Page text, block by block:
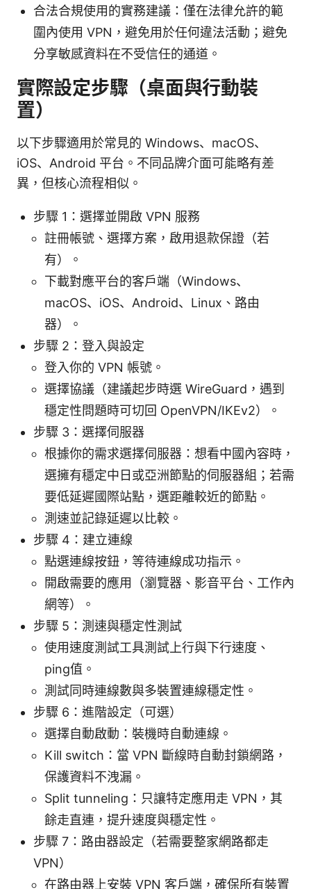
合法合規使用的實務建議：僅在法律允許的範
圍內使用 VPN，避免用於任何違法活動；避免
分享敏感資料在不受信任的通道。
實際設定步驟（桌面與行動裝
置）
以下步驟適用於常見的 Windows、macOS、
iOS、Android 平台。不同品牌介面可能略有差
異，但核心流程相似。
步驟 1：選擇並開啟 VPN 服務
註冊帳號、選擇方案，啟用退款保證（若
有）。
下載對應平台的客戶端（Windows、
macOS、iOS、Android、Linux、路由
器）。
步驟 2：登入與設定
登入你的 VPN 帳號。
選擇協議（建議起步時選 WireGuard，遇到
穩定性問題時可切回 OpenVPN/IKEv2）。
步驟 3：選擇伺服器
根據你的需求選擇伺服器：想看中國內容時，
選擁有穩定中日或亞洲節點的伺服器組；若需
要低延遲國際站點，選距離較近的節點。
測速並記錄延遲以比較。
步驟 4：建立連線
點選連線按鈕，等待連線成功指示。
開啟需要的應用（瀏覽器、影音平台、工作內
網等）。
步驟 5：測速與穩定性測試
使用速度測試工具測試上行與下行速度、
ping值。
測試同時連線數與多裝置連線穩定性。
步驟 6：進階設定（可選）
選擇自動啟動：裝機時自動連線。
Kill switch：當 VPN 斷線時自動封鎖網路，
保護資料不洩漏。
Split tunneling：只讓特定應用走 VPN，其
餘走直連，提升速度與穩定性。
步驟 7：路由器設定（若需要整家網路都走
VPN）
在路由器上安裝 VPN 客戶端，確保所有裝置